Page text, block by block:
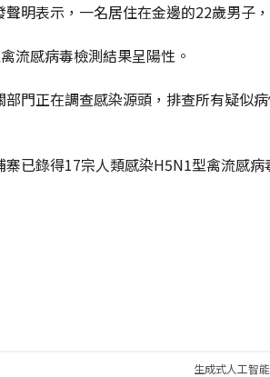
明表示，一名居住在金邊的22歲男子
流感病毒檢測結果呈陽性。
部門正在調查感染源頭，排查所有疑似
已錄得17宗人類感染H5N1型禽流感病
生成式人工智